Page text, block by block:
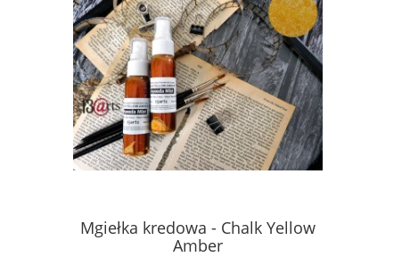
Mgiełka kredowa - Chalk Yellow
Amber